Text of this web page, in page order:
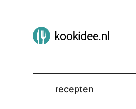
recepten